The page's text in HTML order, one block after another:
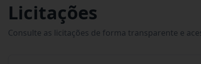
Licitações
Consulte as licitações de forma transparente e